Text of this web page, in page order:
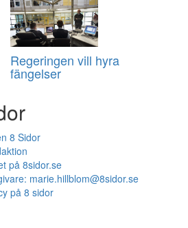
Regeringen vill hyra
fängelser
8 Sidor
på 8sidor.se
marie.hillblom@8sidor.se
på 8 sidor